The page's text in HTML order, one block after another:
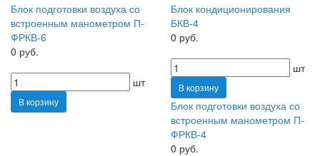
Блок подготовки воздуха со
встроенным манометром П-
ФРКВ-6
0 руб.
шт
В корзину
Блок кондиционирования
БКВ-4
0 руб.
шт
В корзину
Блок подготовки воздуха со
встроенным манометром П-
ФРКВ-4
0 руб.